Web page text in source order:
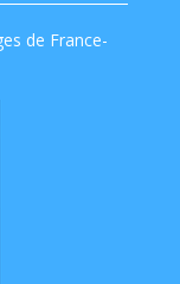
de France-